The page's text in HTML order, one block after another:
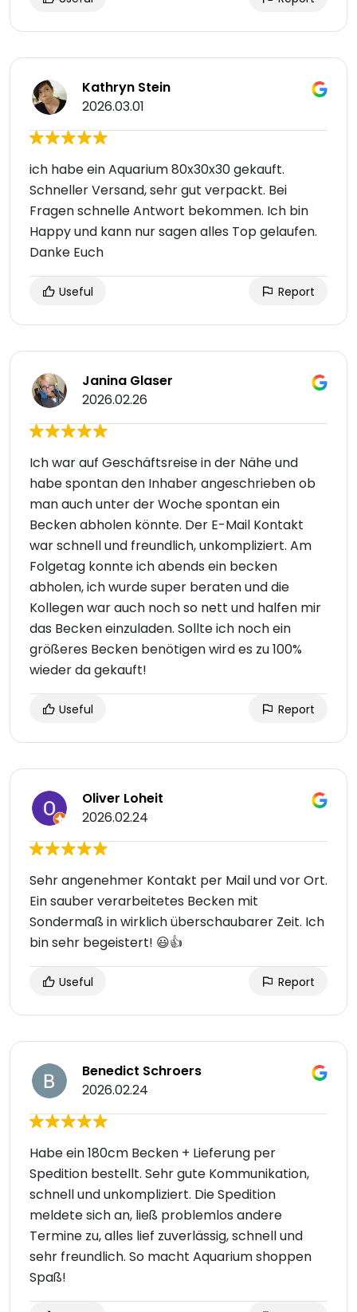
Kathryn Stein
2026.03.01
ich habe ein Aquarium 80x30x30 gekauft.
Schneller Versand, sehr gut verpackt. Bei
Fragen schnelle Antwort bekommen. Ich bin
Happy und kann nur sagen alles Top gelaufen.
Danke Euch
Useful Report
Janina Glaser
2026.02.26
Ich war auf Geschäftsreise in der Nähe und
habe spontan den Inhaber angeschrieben ob
man auch unter der Woche spontan ein
Becken abholen könnte. Der E-Mail Kontakt
war schnell und freundlich, unkompliziert. Am
Folgetag konnte ich abends ein becken
abholen, ich wurde super beraten und die
Kollegen war auch noch so nett und halfen mir
das Becken einzuladen. Sollte ich noch ein
größeres Becken benötigen wird es zu 100%
wieder da gekauft!
Useful Report
Oliver Loheit
2026.02.24
Sehr angenehmer Kontakt per Mail und vor Ort.
Ein sauber verarbeitetes Becken mit
Sondermaß in wirklich überschaubarer Zeit. Ich
bin sehr begeistert! 😃👍
Useful Report
Benedict Schroers
2026.02.24
Habe ein 180cm Becken + Lieferung per
Spedition bestellt. Sehr gute Kommunikation,
schnell und unkompliziert. Die Spedition
meldete sich an, ließ problemlos andere
Termine zu, alles lief zuverlässig, schnell und
sehr freundlich. So macht Aquarium shoppen
Spaß!